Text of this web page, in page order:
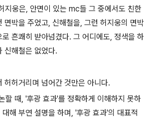
지웅은, 안면이 있는 mc들 그 중에서도 친한
면박을 주었고, 신해철을, 그런 허지웅의 면박
흔쾌히 받아넘겼다. 그 어디에도, 정색을 하
신해철은 없었다.
허허거리며 넘어간 것만은 아니다.
할 때, '후광 효과'를 정확하게 이해하지 못하
해 부연 설명을 하며, '후광 효과'의 대표적